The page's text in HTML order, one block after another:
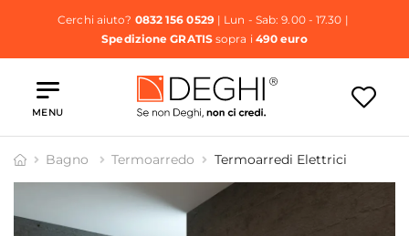
Cerchi aiuto? 0832 156 0529| Lun - Sab: 9.00 - 17.30 |
Spedizione GRATISsopra i 490 euro
MENU
Bagno Termoarredo Termoarredi Elettrici